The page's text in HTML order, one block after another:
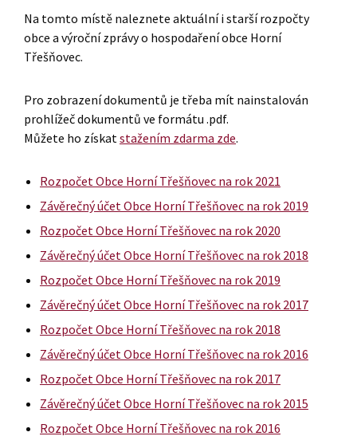
Na tomto místě naleznete aktuální i starší rozpočty
obce a výroční zprávy o hospodaření obce Horní
Třešňovec.
Pro zobrazení dokumentů je třeba mít nainstalován
prohlížeč dokumentů ve formátu .pdf.
Můžete ho získatstažením zdarma zde.
Rozpočet Obce Horní Třešňovec na rok 2021
Závěrečný účet Obce Horní Třešňovec na rok 2019
Rozpočet Obce Horní Třešňovec na rok 2020
Závěrečný účet Obce Horní Třešňovec na rok 2018
Rozpočet Obce Horní Třešňovec na rok 2019
Závěrečný účet Obce Horní Třešňovec na rok 2017
Rozpočet Obce Horní Třešňovec na rok 2018
Závěrečný účet Obce Horní Třešňovec na rok 2016
Rozpočet Obce Horní Třešňovec na rok 2017
Závěrečný účet Obce Horní Třešňovec na rok 2015
Rozpočet Obce Horní Třešňovec na rok 2016